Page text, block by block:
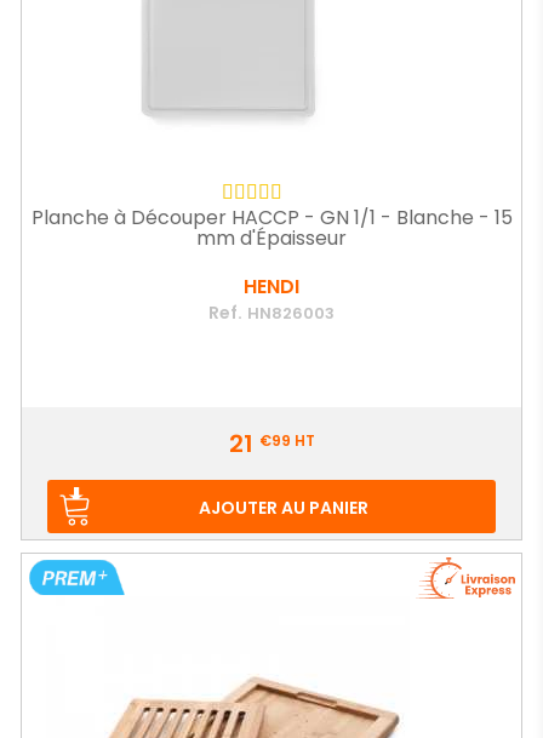
Planche à Découper HACCP - GN 1/1 - Blanche - 15
mm d'Épaisseur
HENDI
Ref. HN826003
21 €99 HT
AJOUTER AU PANIER